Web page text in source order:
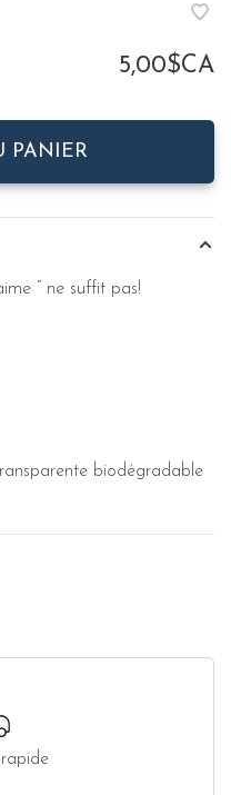
5,00$CA
PANIER
“ ne suffit pas!
biodégradable